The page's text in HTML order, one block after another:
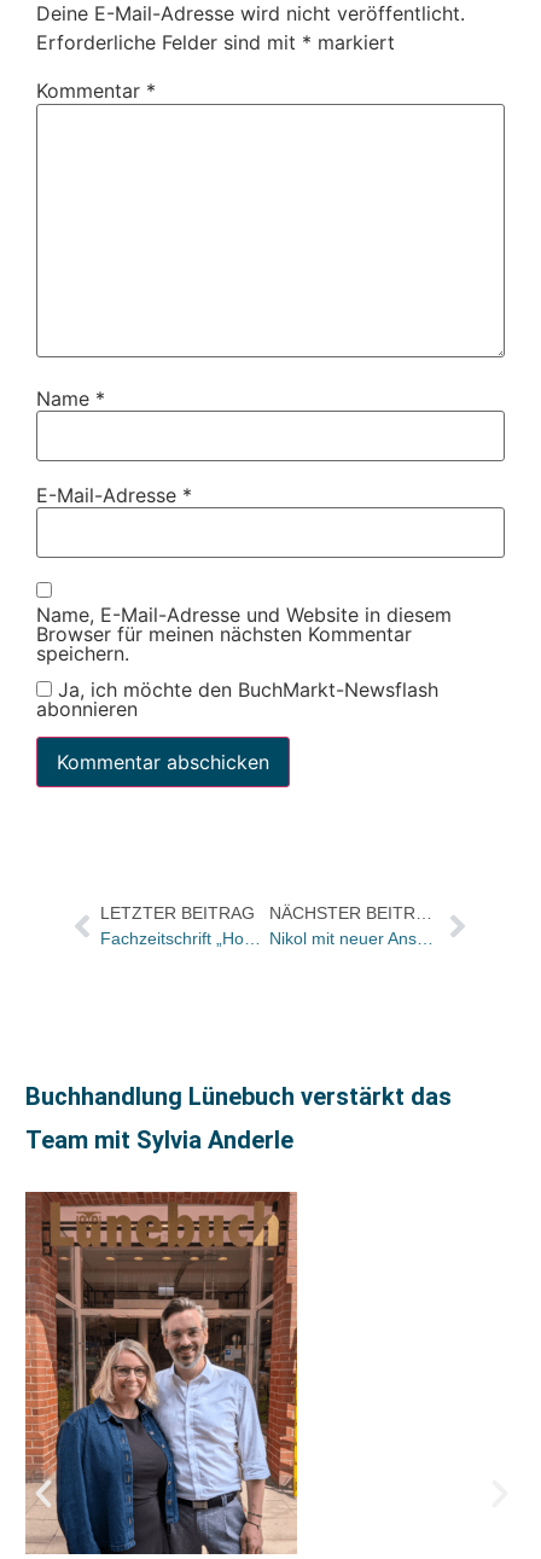
Deine E-Mail-Adresse wird nicht veröffentlicht.
Erforderliche Felder sind mit * markiert
Kommentar *
Name *
E-Mail-Adresse *
Name, E-Mail-Adresse und Website in diesem
Browser für meinen nächsten Kommentar
speichern.
Ja, ich möchte den BuchMarkt-Newsflash
abonnieren
LETZTER BEITRAG
Fachzeitschrift „Homeopathic Links“erscheint ab 2005 im Sonntag Verlag
Buchhandlung Lünebuch verstärkt das
Team mit Sylvia Anderle